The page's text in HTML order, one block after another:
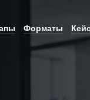
Форматы